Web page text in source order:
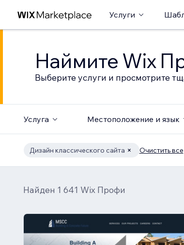
Услуги
Наймите Wix
Выберите услуги и просмотрите
Услуга Местоположение и язык
Дизайн классического сайта Очистить все
Найден 1 641 Wix Профи